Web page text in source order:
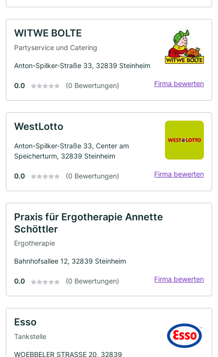
WITWE BOLTE
Partyservice und Catering
Anton-Spilker-Straße 33, 32839 Steinheim
0.0 (0 Bewertungen) Firma bewerten
WestLotto
Anton-Spilker-Straße 33, Center am
Speicherturm, 32839 Steinheim
0.0 (0 Bewertungen) Firma bewerten
Praxis für Ergotherapie Annette
Schöttler
Ergotherapie
Bahnhofsallee 12, 32839 Steinheim
0.0 (0 Bewertungen) Firma bewerten
Esso
Tankstelle
WOEBBELER STRASSE 20, 32839